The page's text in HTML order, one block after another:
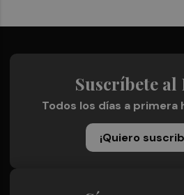
Suscríbete al
Todos los días a primera
¡Quiero